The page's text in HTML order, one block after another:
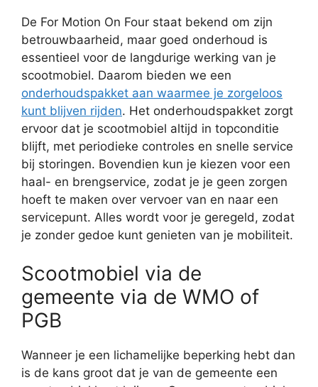
De For Motion On Four staat bekend om zijn
betrouwbaarheid, maar goed onderhoud is
essentieel voor de langdurige werking van je
scootmobiel. Daarom bieden we een
onderhoudspakket aan waarmee je zorgeloos
kunt blijven rijden. Het onderhoudspakket zorgt
ervoor dat je scootmobiel altijd in topconditie
blijft, met periodieke controles en snelle service
bij storingen. Bovendien kun je kiezen voor een
haal- en brengservice, zodat je je geen zorgen
hoeft te maken over vervoer van en naar een
servicepunt. Alles wordt voor je geregeld, zodat
je zonder gedoe kunt genieten van je mobiliteit.
Scootmobiel via de
gemeente via de WMO of
PGB
Wanneer je een lichamelijke beperking hebt dan
is de kans groot dat je van de gemeente een